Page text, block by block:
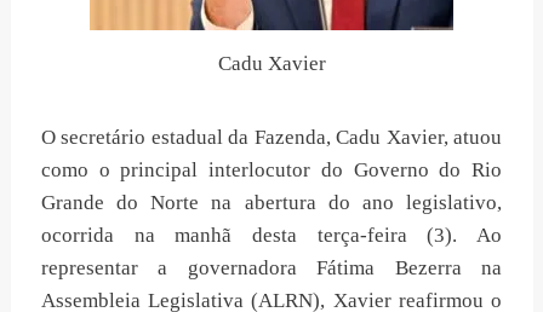
Cadu Xavier
O secretário estadual da Fazenda, Cadu Xavier, atuou
como o principal interlocutor do Governo do Rio
Grande do Norte na abertura do ano legislativo,
ocorrida na manhã desta terça-feira (3). Ao
representar a governadora Fátima Bezerra na
Assembleia Legislativa (ALRN), Xavier reafirmou o